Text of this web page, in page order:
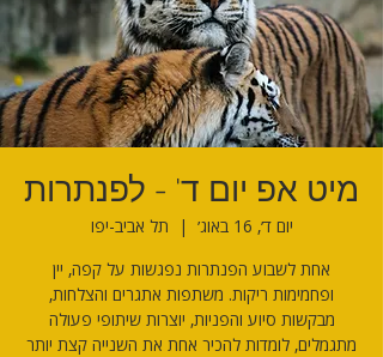
מיט אפ יום ד' - לפנתרות
יום ד׳, 16 באוג׳
  |
תל אביב-יפו
אחת לשבוע הפנתרות נפגשות על קפה, יין
ופחמימות ריקות. משתפות אתגרים והצלחות,
מבקשות סיוע והפניות, יוצרות שיתופי פעולה
מתגמלים, לומדות להכיר אחת את השנייה קצת יותר